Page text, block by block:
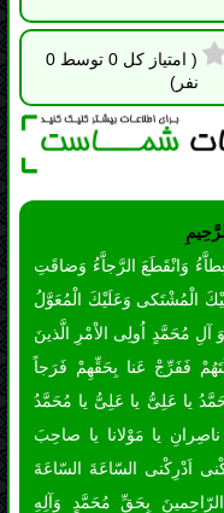
وَانْقَطَعَ الرَّجاَّءُ وَضاقَتِ
الْمُشْتَكى وَعَلَيْكَ الْمُعَوَّلُ
مُحَمَّدٍ اُولِى الاْمْرِ الَّذينَ
يا عَلِىُّ يا عَلِىُّ يا مُحَمَّدُ
ناصِرانِ يا مَوْلانا يا صاحِبَ
اَدْرِكْنى السّاعَةَ السّاعَةَ
بِحَقِّ مُحَمَّدٍ وَآلِهِ